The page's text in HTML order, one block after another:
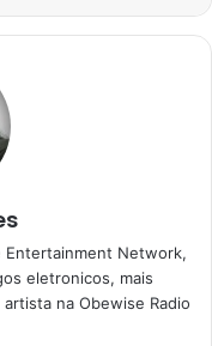
Entertainment Network,
eletronicos, mais
na Obewise Radio